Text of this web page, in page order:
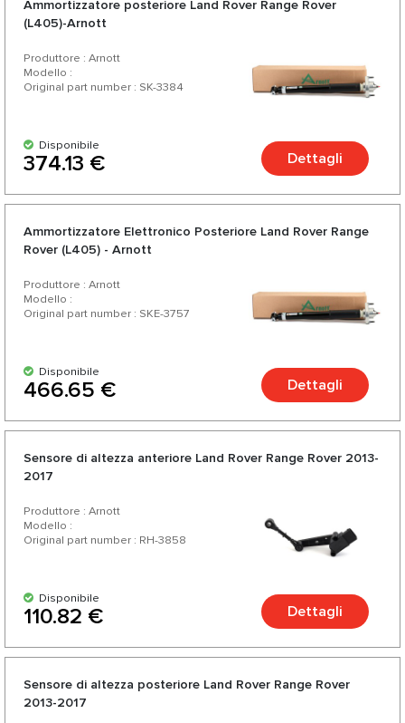
Ammortizzatore posteriore Land Rover Range Rover
(L405)-Arnott
Produttore : Arnott
Modello :
Original part number : SK-3384
Disponibile
374.13 € Dettagli
Ammortizzatore Еlettronico Posteriore Land Rover Range
Rover (L405) - Arnott
Produttore : Arnott
Modello :
Original part number : SKE-3757
Disponibile
466.65 € Dettagli
Sensore di altezza anteriore Land Rover Range Rover 2013-
2017
Produttore : Arnott
Modello :
Original part number : RH-3858
Disponibile
110.82 € Dettagli
Sensore di altezza posteriore Land Rover Range Rover
2013-2017